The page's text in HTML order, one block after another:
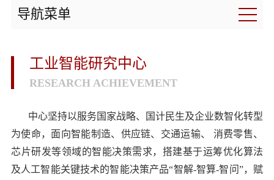
导航菜单
工业智能研究中心
RESEARCH ACHIEVEMENT
中心坚持以服务国家战略、国计民生及企业数智化转型
为使命，面向智能制造、供应链、交通运输、 消费零售、
芯片研发等领域的智能决策需求，搭建基于运筹优化算法
及人工智能关键技术的智能决策产品“智解-智算-智问”，赋